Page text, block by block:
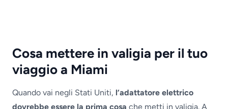
Cosa mettere in valigia per il tuo
viaggio a Miami
Quando vai negli Stati Uniti, l’adattatore elettrico
dovrebbe essere la prima cosa che metti in valigia. A